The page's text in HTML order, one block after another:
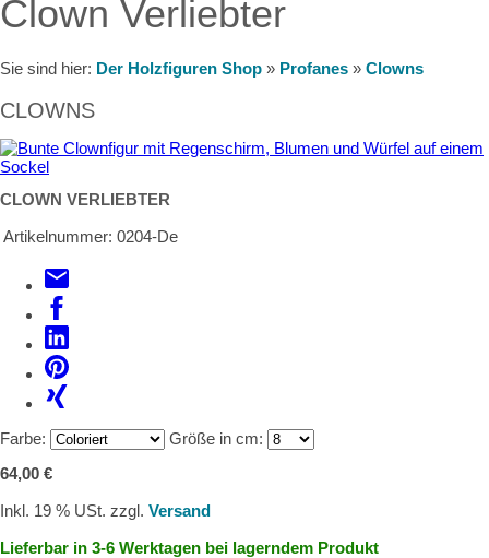
Clown Verliebter
Sie sind hier: Der Holzfiguren Shop » Profanes » Clowns
CLOWNS
CLOWN VERLIEBTER
Artikelnummer: 0204-De
Farbe:
Größe in cm:
64,00 €
Inkl. 19 % USt. zzgl. Versand
Lieferbar in 3-6 Werktagen bei lagerndem Produkt